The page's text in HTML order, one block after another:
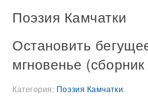
Поэзия Камчатки
Остановить
мгновенье
Категория: Поэзия Камчатки.